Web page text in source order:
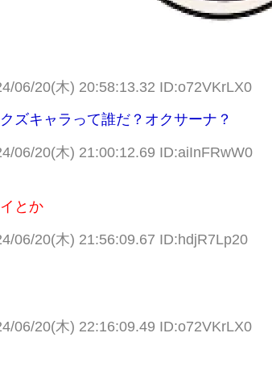
06/20(木) 20:58:13.32 ID:o72VKrLX0
ズキャラって誰だ？オクサーナ？
06/20(木) 21:00:12.69 ID:aiInFRwW0
とか
06/20(木) 21:56:09.67 ID:hdjR7Lp20
06/20(木) 22:16:09.49 ID:o72VKrLX0